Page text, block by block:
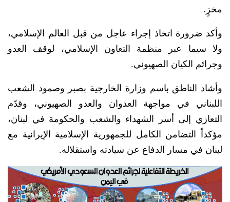
مخزٍ.
وأكد ضرورة اتخاذ إجراء عاجل من قبل العالم الإسلامي،
ولا سيما عبر منظمة التعاون الإسلامي، لوقف العدو
وجرائم الكيان الصهيوني.
وأشاد الناطق باسم وزارة الخارجية بصبر وصمود الشعب
اللبناني في مواجهة العدوان والعدو الصهيوني، وقدّم
التعازي إلى أسر الشهداء والشعب والحكومة في لبنان،
مؤكداً التضامن الكامل للجمهورية الإسلامية الإيرانية مع
لبنان في مسار الدفاع عن سيادته واستقلاله.